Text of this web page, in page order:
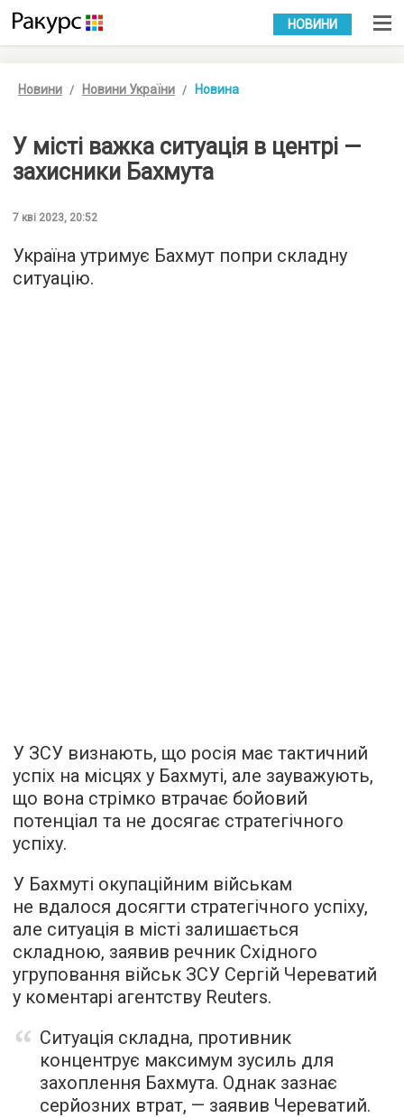
УКР РУС
НОВИНИ
Новини Новини України Новина
У місті важка ситуація в центрі —
захисники Бахмута
7 кві 2023, 20:52
Україна утримує Бахмут попри складну
ситуацію.
У ЗСУ визнають, що росія має тактичний
успіх на місцях у Бахмуті, але зауважують,
що вона стрімко втрачає бойовий
потенціал та не досягає стратегічного
успіху.
У Бахмуті окупаційним військам
не вдалося досягти стратегічного успіху,
але ситуація в місті залишається
складною, заявив речник Східного
угруповання військ ЗСУ Сергій Череватий
у коментарі агентству Reuters.
Ситуація складна, противник
концентрує максимум зусиль для
захоплення Бахмута. Однак зазнає
серйозних втрат, — заявив Череватий.